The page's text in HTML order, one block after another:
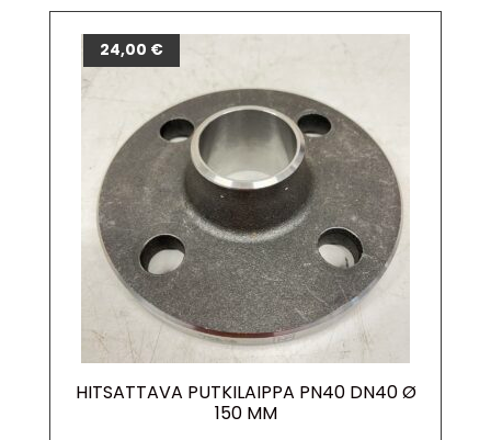
HITSATTAVA PUTKILAIPPA PN40 DN40 Ø
150 MM
24,00 €